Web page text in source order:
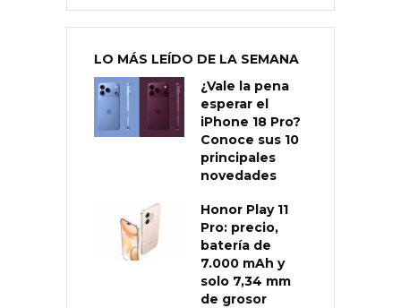
LO MÁS LEÍDO DE LA SEMANA
¿Vale la pena
esperar el
iPhone 18 Pro?
Conoce sus 10
principales
novedades
Honor Play 11
Pro: precio,
batería de
7.000 mAh y
solo 7,34 mm
de grosor